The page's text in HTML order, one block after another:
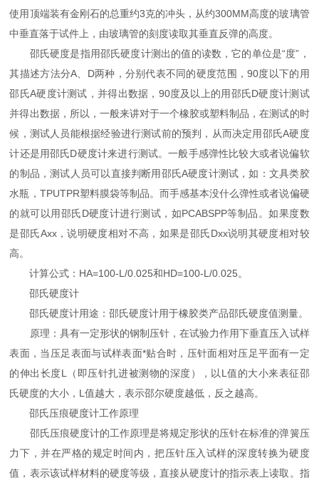
使用顶端装有金刚石的总重约3克的冲头，从约300MM高度的玻璃管
中垂直落于试件上，由玻璃管的刻度读取其垂直反弹的高度。
邵氏硬度是指用邵氏硬度计测出的值的读数，它的单位是“度”，
其描述方法分A、D两种，分别代表不同的硬度范围，90度以下的用
邵氏A硬度计测试，并得出数据，90度及以上的用邵氏D硬度计测试
并得出数据，所以，一般来讲对于一个橡胶或塑料制品，在测试的时
候，测试人员能根据经验进行测试前的预判，从而决定用邵氏A硬度
计还是用邵氏D硬度计来进行测试。一般手感弹性比较大或者说偏软
的制品，测试人员可以直接判断用邵氏A硬度计测试，如：文具类胶
水瓶，TPUTPR塑料膜袋等制品。而手感基本没什么弹性或者说偏硬
的就可以用邵氏D硬度计进行测试，如PCABSPP等制品。如果度数
是邵氏Axx，说明硬度相对不高，如果是邵氏Dxx说明其硬度相对较
高。
计算公式：HA=100-L/0.025和HD=100-L/0.025。
邵氏硬度计
邵氏硬度计用途：邵氏硬度计用于橡胶类产品邵氏硬度值测量。
原理：具有一定形状的钢制压针，在试验力作用下垂直压入试样
表面，当压足表面与试样表面*贴合时，压针面相对压足平面有一定
的伸出长度L（即压针扎进被测物的深度），以L值的大小来表征邵
氏硬度的大小，L值越大，表示邵尔硬度越低，反之越高。
邵氏压痕硬度计工作原理
邵氏压痕硬度计的工作原理是将规定形状的压针在标准的弹簧压
力下，并在严格的规定时间内，把压针压入试样的深度转换为硬度
值，表示该试样材料的硬度等级，直接从硬度计的指示表上读取。指